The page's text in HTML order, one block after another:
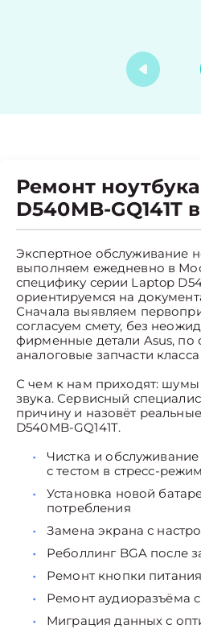
Ремонт
D540MB-GQ141T
Экспертное обслуживание
выполняем ежедневно в
специфику серии Laptop
ориентируемся на
Сначала выявляем
согласуем смету, без
фирменные детали Asus, по
аналоговые запчасти
С чем к нам приходят: шумы
звука. Сервисный
причину и назовёт
D540MB-GQ141T.
Чистка и
с тестом в стресс-
Установка новой
потребления
Замена экрана с
Реболлинг BGA после
Ремонт кнопки
Ремонт аудиоразъёма
Миграция данных с